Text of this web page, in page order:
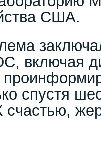
США.
включая
спустя